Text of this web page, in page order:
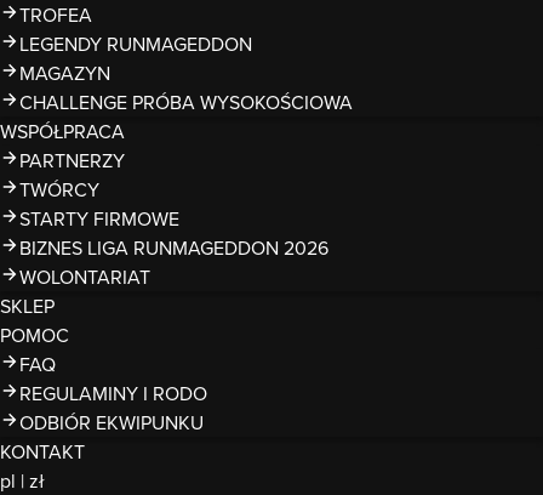
TROFEA
LEGENDY RUNMAGEDDON
MAGAZYN
CHALLENGE PRÓBA WYSOKOŚCIOWA
WSPÓŁPRACA
PARTNERZY
TWÓRCY
STARTY FIRMOWE
BIZNES LIGA RUNMAGEDDON 2026
WOLONTARIAT
SKLEP
POMOC
FAQ
REGULAMINY I RODO
ODBIÓR EKWIPUNKU
KONTAKT
pl |zł